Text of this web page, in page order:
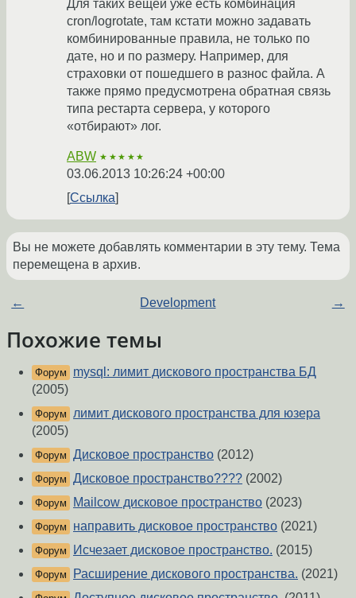
Для таких вещей уже есть комбинация
cron/logrotate, там кстати можно задавать
комбинированные правила, не только по
дате, но и по размеру. Например, для
страховки от пошедшего в разнос файла. А
также прямо предусмотрена обратная связь
типа рестарта сервера, у которого
«отбирают» лог.
ABW ★★★★★
03.06.2013 10:26:24 +00:00
Ссылка
Вы не можете добавлять комментарии в эту тему. Тема
перемещена в архив.
← Development →
Похожие темы
Форум
mysql: лимит дискового пространства БД
(2005)
Форум
лимит дискового пространства для юзера
(2005)
Форум Дисковое пространство (2012)
Форум Дисковое пространство???? (2002)
Форум Mailcow дисковое пространство (2023)
Форум направить дисковое пространство (2021)
Форум Исчезает дисковое пространство. (2015)
Форум Расширение дискового пространства. (2021)